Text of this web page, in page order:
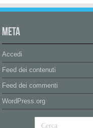
Meta
Accedi
Feed dei contenuti
Feed dei commenti
WordPress.org